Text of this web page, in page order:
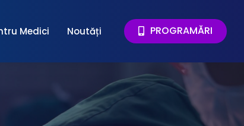
Medici Noutăți PROGRAMĂRI